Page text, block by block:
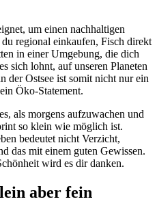
um einen nachhaltigen
regional einkaufen, Fisch direkt
in einer Umgebung, die dich
sich lohnt, auf unseren Planeten
der Ostsee ist somit nicht nur ein
Öko-Statement.
als morgens aufzuwachen und
so klein wie möglich ist.
bedeutet nicht Verzicht,
das mit einem guten Gewissen.
wird es dir danken.
aber fein